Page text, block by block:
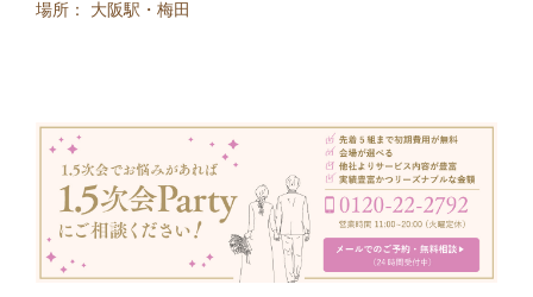
場所： 大阪駅・梅田